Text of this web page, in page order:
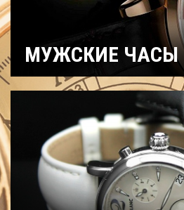
МУЖСКИЕ ЧАСЫ
Рыбацкие
Механические
Хронографы
Электронные
Карманные
Дайверские